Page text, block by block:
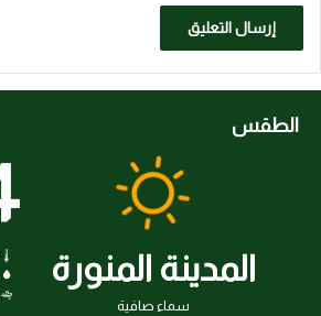
الطقس
المدينة المنورة
سماء صافية